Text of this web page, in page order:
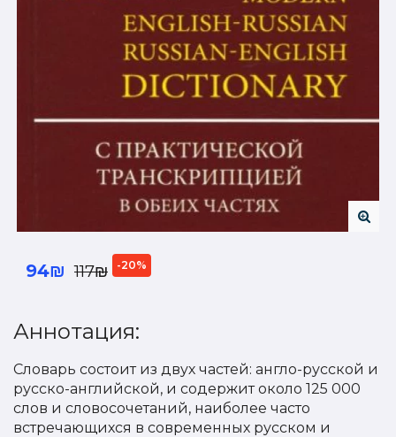
94₪ 117₪ -20%
Аннотация:
Словарь состоит из двух частей: англо-русской и
русско-английской, и содержит около 125 000
слов и словосочетаний, наиболее часто
встречающихся в современных русском и